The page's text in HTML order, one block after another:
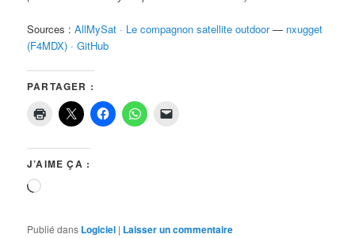
Sources :AllMySat · Le compagnon satellite outdoor— nxugget
(F4MDX) · GitHub
PARTAGER :
J’AIME ÇA :
Chargement…
Publié dans Logiciel | Laisser un commentaire